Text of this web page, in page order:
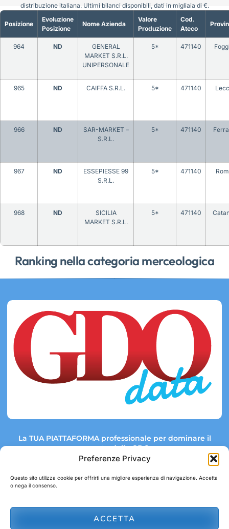
Preferenze Privacy
Questo sito utilizza cookie per offrirti una migliore esperienza di navigazione. Accetta
o nega il consenso.
ACCETTA
Ranking nella categoria merceologica
Posizione
Evoluzione
Posizione
Nome Azienda
Valore
Produzione
Cod.
Ateco
964 ND
GENERAL
MARKET S.R.L.
UNIPERSONALE
5* 471140
965 ND CAIFFA S.R.L. 5* 471140
966 ND
SAR-MARKET –
S.R.L.
5* 471140
967 ND
ESSEPIESSE 99
S.R.L.
5* 471140
968 ND
SICILIA
MARKET S.R.L.
5* 471140
distribuzione italiana. Ultimi bilanci disponibili, dati in migliaia di €.
La TUA PIATTAFORMA professionale per dominare il
mercato della GDO.
Link rapidi:
abbonamenti@gdodata.it